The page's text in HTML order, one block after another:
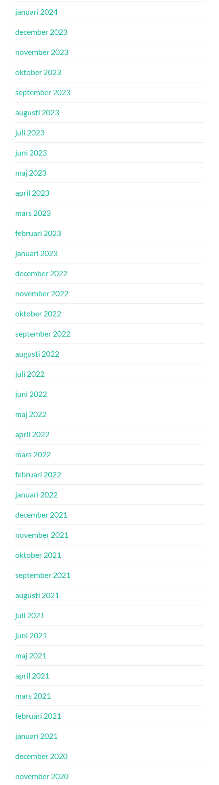
januari 2024
december 2023
november 2023
oktober 2023
september 2023
augusti 2023
juli 2023
juni 2023
maj 2023
april 2023
mars 2023
februari 2023
januari 2023
december 2022
november 2022
oktober 2022
september 2022
augusti 2022
juli 2022
juni 2022
maj 2022
april 2022
mars 2022
februari 2022
januari 2022
december 2021
november 2021
oktober 2021
september 2021
augusti 2021
juli 2021
juni 2021
maj 2021
april 2021
mars 2021
februari 2021
januari 2021
december 2020
november 2020